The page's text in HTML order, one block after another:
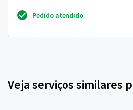
Pedido atendido
Veja serviços similares